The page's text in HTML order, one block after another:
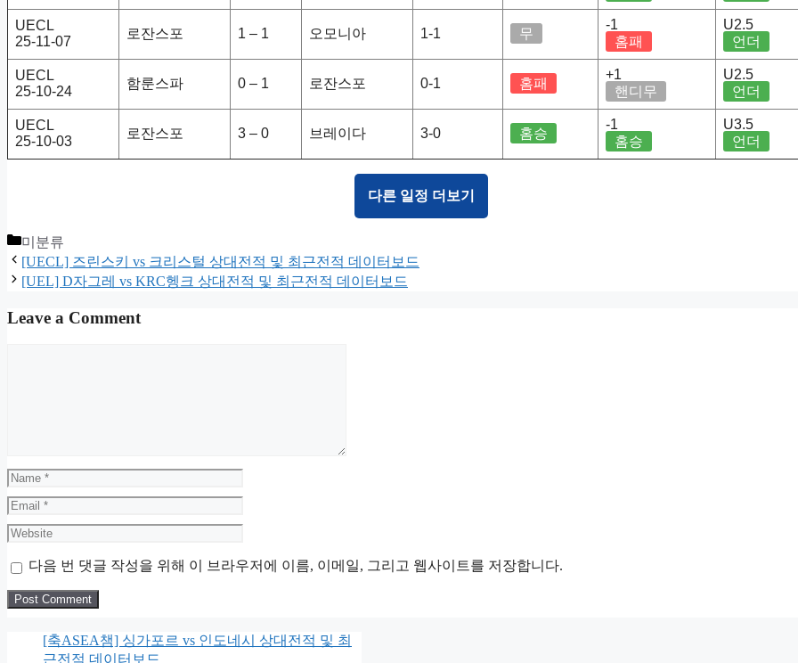
UECL
25-11-07
로잔스포 1 – 1 오모니아 1-1 무
-1
홈패
U2.5
언더
UECL
25-10-24
함룬스파 0 – 1 로잔스포 0-1 홈패
+1
핸디무
U2.5
언더
UECL
25-10-03
로잔스포 3 – 0 브레이다 3-0 홈승
-1
홈승
U3.5
언더
다른 일정 더보기
Categories
미분류
[UECL] 즈린스키 vs 크리스털 상대전적 및 최근전적 데이터보드
[UEL] D자그레 vs KRC헹크 상대전적 및 최근전적 데이터보드
Leave a Comment
Name
Email
Website
다음 번 댓글 작성을 위해 이 브라우저에 이름, 이메일, 그리고 웹사이트를 저장합니다.
[축ASEA챔] 싱가포르 vs 인도네시 상대전적 및 최
근전적 데이터보드